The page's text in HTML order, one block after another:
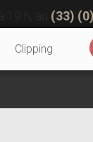
(33)
Clipping